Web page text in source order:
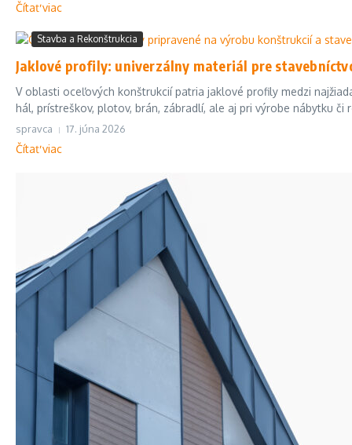
Čítať viac
Stavba a Rekonštrukcia
Jaklové profily: univerzálny materiál pre
V oblasti oceľových konštrukcií patria jaklové profily medzi
hál, prístreškov, plotov, brán, zábradlí, ale aj pri výrobe nábytku či
spravca 17. júna 2026
Čítať viac